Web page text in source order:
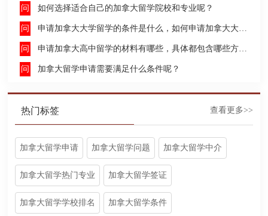
如何选择适合自己的加拿大留学院校和专业呢？
申请加拿大大学留学的条件是什么，如何申请加拿大大学留学，留学的费用及签证申请流程是什么？
申请加拿大高中留学的材料有哪些，具体都包含哪些方面呢？
加拿大留学申请需要满足什么条件呢？
热门标签 查看更多>>
加拿大留学申请 加拿大留学问题 加拿大留学中介
加拿大留学热门专业 加拿大留学签证
加拿大留学学校排名 加拿大留学条件